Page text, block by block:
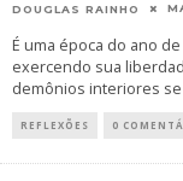
DOUGLAS RAINHO
É uma época do ano
exercendo sua
demônios interiores
REFLEXÕES 0